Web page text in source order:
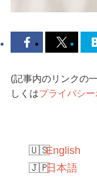
(記事内のリンクの
しくはプライバシ
English
日本語